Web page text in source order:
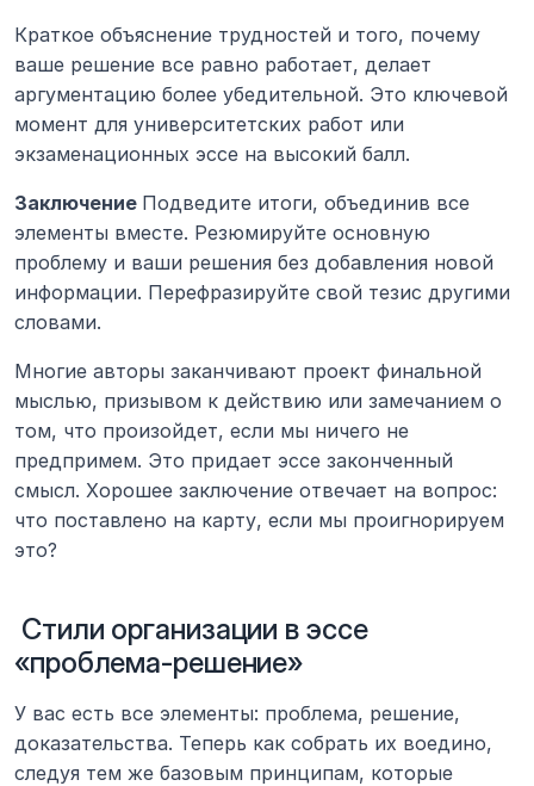
Краткое объяснение трудностей и того, почему
ваше решение все равно работает, делает
аргументацию более убедительной. Это ключевой
момент для университетских работ или
экзаменационных эссе на высокий балл.
Заключение Подведите итоги, объединив все
элементы вместе. Резюмируйте основную
проблему и ваши решения без добавления новой
информации. Перефразируйте свой тезис другими
словами.
Многие авторы заканчивают проект финальной
мыслью, призывом к действию или замечанием о
том, что произойдет, если мы ничего не
предпримем. Это придает эссе законченный
смысл. Хорошее заключение отвечает на вопрос:
что поставлено на карту, если мы проигнорируем
это?
«проблема-решение»
У вас есть все элементы: проблема, решение,
доказательства. Теперь как собрать их воедино,
следуя тем же базовым принципам, которые